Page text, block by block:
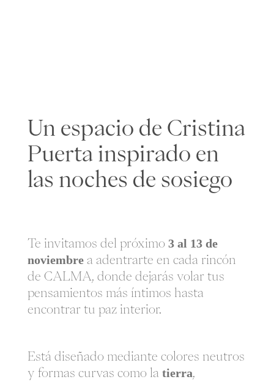
Un espacio de Cristina
Puerta inspirado en
las noches de sosiego
Te invitamos del próximo 3 al 13 de
noviembrea adentrarte en cada rincón
de CALMA, donde dejarás volar tus
pensamientos más íntimos hasta
encontrar tu paz interior.
Está diseñado mediante colores neutros
y formas curvas como la tierra